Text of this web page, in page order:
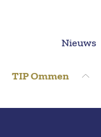
Nieuws
TIP Ommen